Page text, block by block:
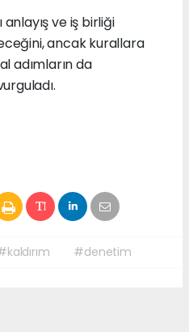
anlayış ve iş birliği
ancak kurallara
adımların da
#denetim